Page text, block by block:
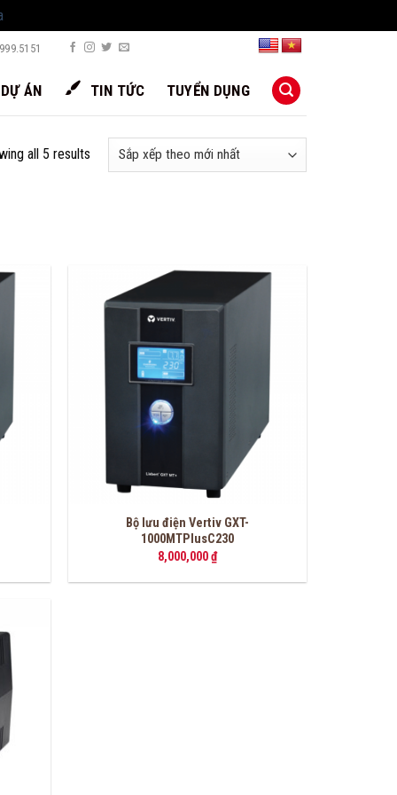
DỰ ÁN TIN TỨC TUYỂN DỤNG
all 5 results
Bộ lưu điện Vertiv GXT-
1000MTPlusC230
8,000,000₫